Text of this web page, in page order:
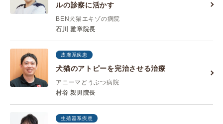
ルの診察に活かす
BEN犬猫エキゾの病院
石川 雅章院長
皮膚系疾患
犬猫のアトピーを完治させる治療
アニーマどうぶつ病院
村谷 親男院長
生殖器系疾患